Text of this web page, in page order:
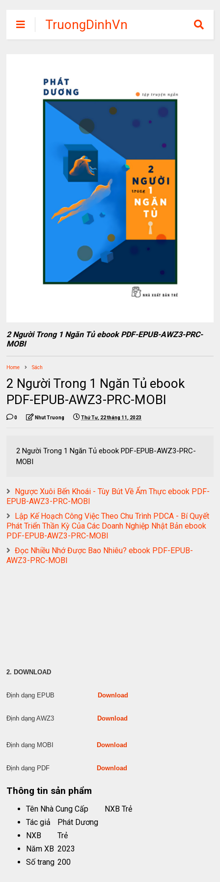
TruongDinhVn
Chia sẽ ebook,
tập miễn phí
2 Người Trong 1 Ngăn Tủ ebook PDF-EPUB-AWZ3-PRC-
MOBI
Home Sách
2 Người Trong 1 Ngăn Tủ ebook
PDF-EPUB-AWZ3-PRC-MOBI
0 Nhut Truong Thứ Tư, 22 tháng 11, 2023
2 Người Trong 1 Ngăn Tủ ebook PDF-EPUB-AWZ3-PRC-
MOBI
Ngược Xuôi Bến Khoái - Tùy Bút Về Ẩm Thực ebook PDF-
EPUB-AWZ3-PRC-MOBI
Lập Kế Hoạch Công Việc Theo Chu Trình PDCA - Bí Quyết
Phát Triển Thần Kỳ Của Các Doanh Nghiệp Nhật Bản ebook
PDF-EPUB-AWZ3-PRC-MOBI
Đọc Nhiều Nhớ Được Bao Nhiêu? ebook PDF-EPUB-
AWZ3-PRC-MOBI
2. DOWNLOAD
Định dạng EPUBDownload
Định dạng AWZ3Download
Định dạng MOBIDownload
Định dạng PDFDownload
Thông tin sản phẩm
Tên Nhà Cung Cấp
NXB Trẻ
Tác giả
Phát Dương
NXB
Trẻ
Năm XB 2023
Số trang 200